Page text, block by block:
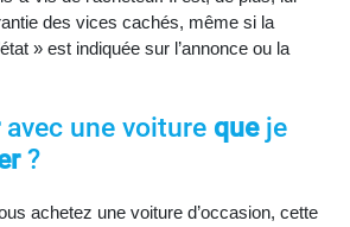
des vices cachés, même si la
» est indiquée sur l’annonce ou la
avec une voiture queje
?
achetez une voiture d’occasion, cette